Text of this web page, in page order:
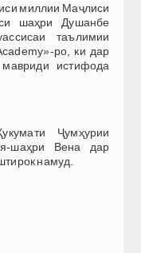
миллии Маҷлиси
шаҳри Душанбе
таълимии
ро, ки дар
истифода
Ҷумҳурии
шаҳри Вена дар
намуд.